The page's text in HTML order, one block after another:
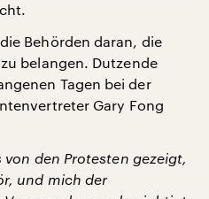
Behörden daran, die
belangen. Dutzende
Tagen bei der
Gary Fong
von den Protesten gezeigt,
und mich der